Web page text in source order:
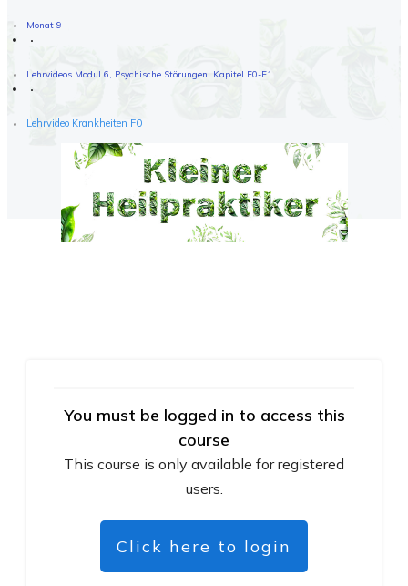
Monat 9
Lehrvideos Modul 6, Psychische Störungen, Kapitel F0-F1
Lehrvideo Krankheiten F0
You must be logged in to access this
course
This course is only available for registered
users.
Click here to login